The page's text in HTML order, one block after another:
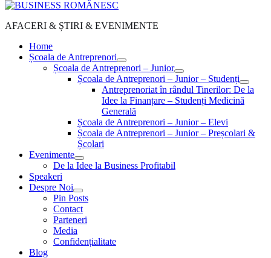
AFACERI & ȘTIRI & EVENIMENTE
Home
Școala de Antreprenori
Școala de Antreprenori – Junior
Școala de Antreprenori – Junior – Studenți
Antreprenoriat în rândul Tinerilor: De la
Idee la Finanțare – Studenți Medicină
Generală
Școala de Antreprenori – Junior – Elevi
Școala de Antreprenori – Junior – Preșcolari &
Școlari
Evenimente
De la Idee la Business Profitabil
Speakeri
Despre Noi
Pin Posts
Contact
Parteneri
Media
Confidențialitate
Blog